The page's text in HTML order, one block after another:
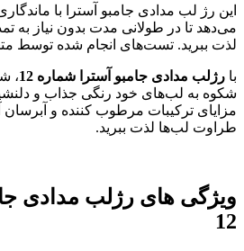
این رژ لب مدادی جامبو آسترا با
می‌دهد تا در طولانی مدت بدون نیاز به
لذت ببرید. تست‌های انجام شده توسط
با رژلب مدادی جامبو آسترا شماره 12
،
شکوه به لب‌های خود رنگی جذاب و
مزایای ترکیبات مرطوب کننده و
طراوت لب‌ها لذت ببرید.
ویژگی های رژلب مدادی
12